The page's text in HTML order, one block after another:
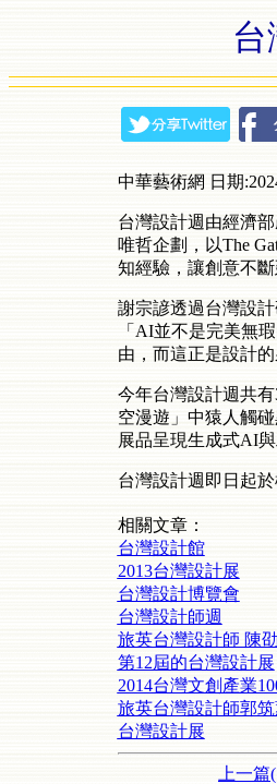
中華藝術網 日期
台灣設計週由經濟
唯哲企劃，以The
知經驗，讓創意不
謝宗諺透過台灣設
「AI並不是完美無
由，而這正是設計的
今年台灣設計週共
空漫遊」中猿人觸
展品呈現生成式AI
台灣設計週即日起
相關文章：
台灣設計館
2013台灣設計展
台灣設計博覽會
台灣設計師週
旅英台灣設計師 陳
第12屆的台灣設計展
2014台灣文創產業
旅英台灣設計師郭
台灣設計展
上一